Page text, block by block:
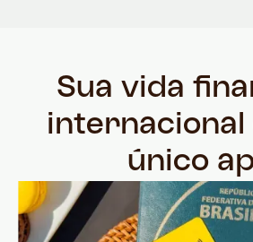
Sua vida
internacional
único